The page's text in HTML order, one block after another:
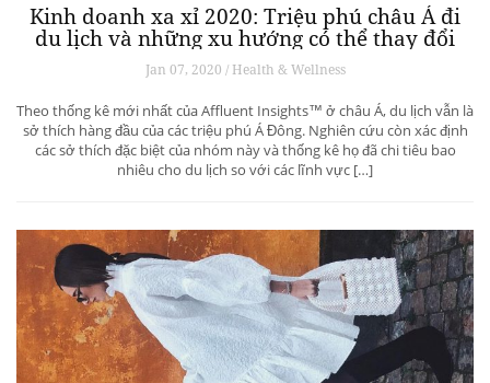
Kinh doanh xa xỉ 2020: Triệu phú châu Á đi
du lịch và những xu hướng có thể thay đổi
ngành du lịch thượng lưu
Jan 07, 2020 / Health & Wellness
Theo thống kê mới nhất của Affluent Insights™ ở châu Á, du lịch vẫn là
sở thích hàng đầu của các triệu phú Á Đông. Nghiên cứu còn xác định
các sở thích đặc biệt của nhóm này và thống kê họ đã chi tiêu bao
nhiêu cho du lịch so với các lĩnh vực […]